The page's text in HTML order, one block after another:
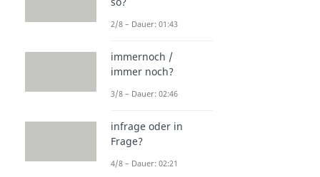
2/8 – Dauer: 01:43
immernoch /
immer noch?
3/8 – Dauer: 02:46
infrage oder in
Frage?
4/8 – Dauer: 02:21